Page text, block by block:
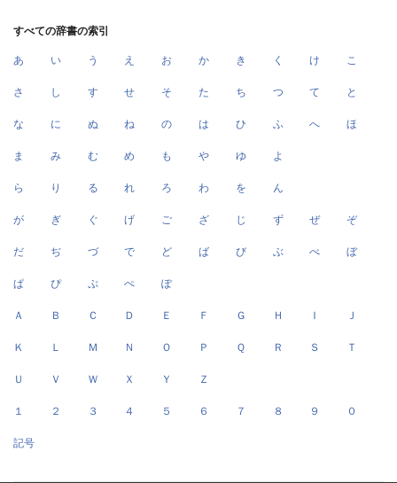
すべての辞書の索引
あ い う え お か き く け こ
さ し す せ そ た ち つ て と
な に ぬ ね の は ひ ふ へ ほ
ま み む め も や ゆ よ
ら り る れ ろ わ を ん
が ぎ ぐ げ ご ざ じ ず ぜ ぞ
だ ぢ づ で ど ば び ぶ べ ぼ
ぱ ぴ ぷ ぺ ぽ
Ａ Ｂ Ｃ Ｄ Ｅ Ｆ Ｇ Ｈ Ｉ Ｊ
Ｋ Ｌ Ｍ Ｎ Ｏ Ｐ Ｑ Ｒ Ｓ Ｔ
Ｕ Ｖ Ｗ Ｘ Ｙ Ｚ
１ ２ ３ ４ ５ ６ ７ ８ ９ ０
記号